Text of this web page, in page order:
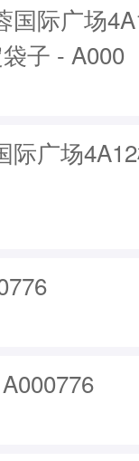
国际广场
子 - A000
际广场